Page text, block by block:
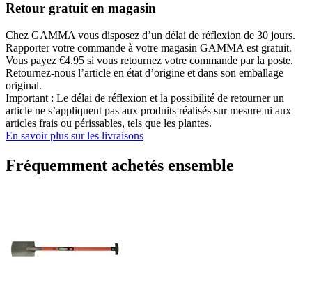
Retour gratuit en magasin
Chez GAMMA vous disposez d’un délai de réflexion de 30 jours.
Rapporter votre commande à votre magasin GAMMA est gratuit.
Vous payez €4.95 si vous retournez votre commande par la poste.
Retournez-nous l’article en état d’origine et dans son emballage
original.
Important : Le délai de réflexion et la possibilité de retourner un
article ne s’appliquent pas aux produits réalisés sur mesure ni aux
articles frais ou périssables, tels que les plantes.
En savoir plus sur les livraisons
Fréquemment achetés ensemble